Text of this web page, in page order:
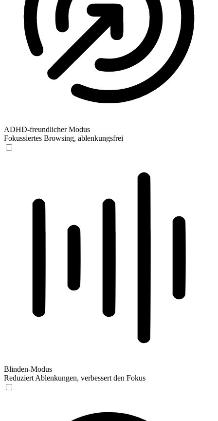
ADHD-freundlicher Modus
Fokussiertes Browsing, ablenkungsfrei
Blinden-Modus
Reduziert Ablenkungen, verbessert den Fokus